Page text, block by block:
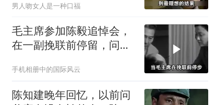
男人吻女人是一种口福
毛主席参加陈毅追悼会，
在一副挽联前停留，问
手机相册中的国际风云
陈知建晚年回忆，以前问